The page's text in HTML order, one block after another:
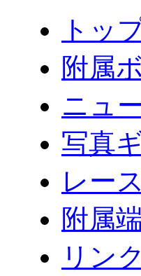
トッ
附属
ニュ
写真
レー
附属
リンク